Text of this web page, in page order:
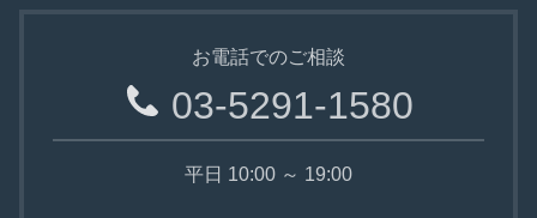
お電話でのご相談
03-5291-1580
平日 10:00 ～ 19:00